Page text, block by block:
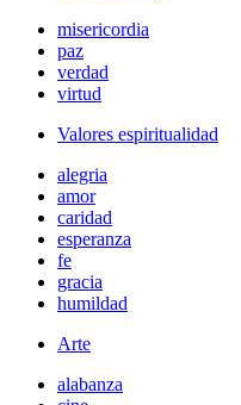
misericordia
paz
verdad
virtud
Valores espiritualidad
alegria
amor
caridad
esperanza
fe
gracia
humildad
Arte
alabanza